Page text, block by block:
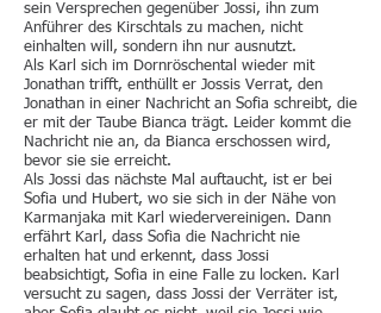
sein Versprechen gegenüber Jossi, ihn zum
Anführer des Kirschtals zu machen, nicht
einhalten will, sondern ihn nur ausnutzt.
Als Karl sich im Dornröschental wieder mit
Jonathan trifft, enthüllt er Jossis Verrat, den
Jonathan in einer Nachricht an Sofia schreibt, die
er mit der Taube Bianca trägt. Leider kommt die
Nachricht nie an, da Bianca erschossen wird,
bevor sie sie erreicht.
Als Jossi das nächste Mal auftaucht, ist er bei
Sofia und Hubert, wo sie sich in der Nähe von
Karmanjaka mit Karl wiedervereinigen. Dann
erfährt Karl, dass Sofia die Nachricht nie
erhalten hat und erkennt, dass Jossi
beabsichtigt, Sofia in eine Falle zu locken. Karl
versucht zu sagen, dass Jossi der Verräter ist,